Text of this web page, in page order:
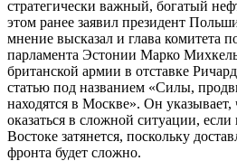
стратегически важный, богатый
этом ранее заявил президент
мнение высказал и глава комитета
парламента Эстонии Марко
британской армии в отставке
статью под названием «Силы,
находятся в Москве». Он
оказаться в сложной ситуации,
Востоке затянется, поскольку
фронта будет сложно.